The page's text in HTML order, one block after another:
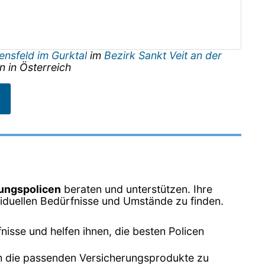
im Gurktal im Bezirk Sankt Veit an der
in Österreich
beraten und unterstützen. Ihre
Bedürfnisse und Umstände zu finden.
und helfen ihnen, die besten Policen
die passenden Versicherungsprodukte zu